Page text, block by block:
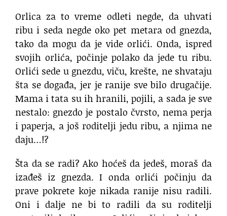
Orlica za to vreme odleti negde, da uhvati
ribu i seda negde oko pet metara od gnezda,
tako da mogu da je vide orlići. Onda, ispred
svojih orlića, počinje polako da jede tu ribu.
Orlići sede u gnezdu, viču, krešte, ne shvataju
šta se događa, jer je ranije sve bilo drugačije.
Mama i tata su ih hranili, pojili, a sada je sve
nestalo: gnezdo je postalo čvrsto, nema perja
i paperja, a još roditelji jedu ribu, a njima ne
daju…!?
Šta da se radi? Ako hoćeš da jedeš, moraš da
izađeš iz gnezda. I onda orlići počinju da
prave pokrete koje nikada ranije nisu radili.
Oni i dalje ne bi to radili da su roditelji